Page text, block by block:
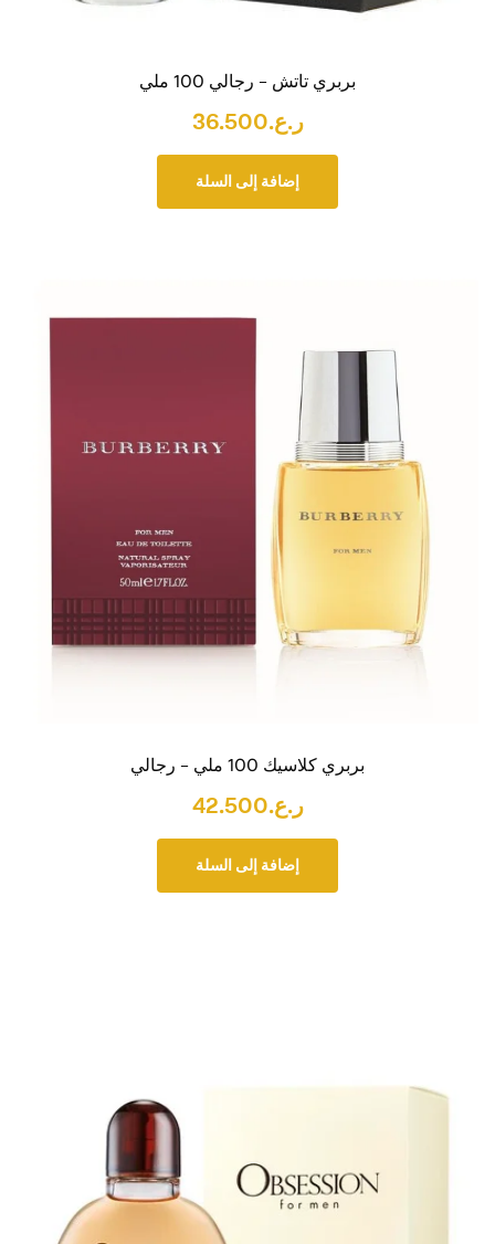
بربري تاتش – رجالي 100 ملي
ر.ع.36.500
إضافة إلى السلة
بربري كلاسيك 100 ملي – رجالي
ر.ع.42.500
إضافة إلى السلة